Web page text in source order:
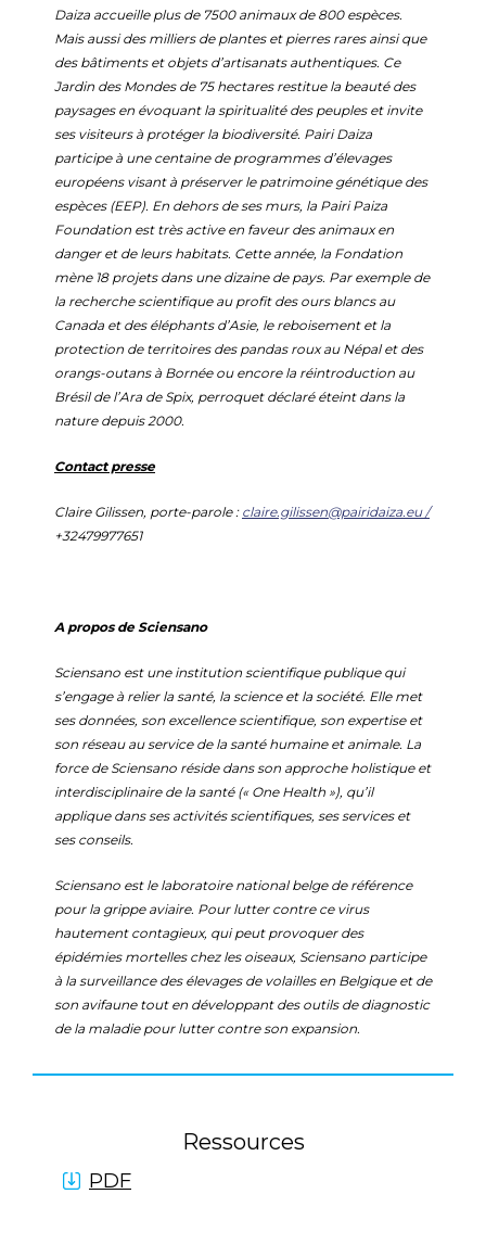
Daiza accueille plus de 7500 animaux de 800 espèces.
Mais aussi des milliers de plantes et pierres rares ainsi que
des bâtiments et objets d’artisanats authentiques. Ce
Jardin des Mondes de 75 hectares restitue la beauté des
paysages en évoquant la spiritualité des peuples et invite
ses visiteurs à protéger la biodiversité. Pairi Daiza
participe à une centaine de programmes d’élevages
européens visant à préserver le patrimoine génétique des
espèces (EEP). En dehors de ses murs, la Pairi Paiza
Foundation est très active en faveur des animaux en
danger et de leurs habitats. Cette année, la Fondation
mène 18 projets dans une dizaine de pays. Par exemple de
la recherche scientifique au profit des ours blancs au
Canada et des éléphants d’Asie, le reboisement et la
protection de territoires des pandas roux au Népal et des
orangs-outans à Bornée ou encore la réintroduction au
Brésil de l’Ara de Spix, perroquet déclaré éteint dans la
nature depuis 2000.
Contact presse
Claire Gilissen, porte-parole : claire.gilissen@pairidaiza.eu /
+32479977651
A propos de Sciensano
Sciensano est une institution scientifique publique qui
s’engage à relier la santé, la science et la société. Elle met
ses données, son excellence scientifique, son expertise et
son réseau au service de la santé humaine et animale. La
force de Sciensano réside dans son approche holistique et
interdisciplinaire de la santé (« One Health »), qu’il
applique dans ses activités scientifiques, ses services et
ses conseils.
Sciensano est le laboratoire national belge de référence
pour la grippe aviaire. Pour lutter contre ce virus
hautement contagieux, qui peut provoquer des
épidémies mortelles chez les oiseaux, Sciensano participe
à la surveillance des élevages de volailles en Belgique et de
son avifaune tout en développant des outils de diagnostic
de la maladie pour lutter contre son expansion.
Ressources
PDF